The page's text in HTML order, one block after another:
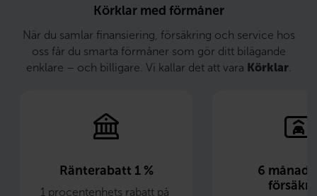
Körklar med förmåner
När du samlar finansiering, försäkring och service hos
oss får du smarta förmåner som gör ditt bilägande
enklare – och billigare. Vi kallar det att vara Körklar.
Ränterabatt 1 %
1 procentenhets rabatt på
6